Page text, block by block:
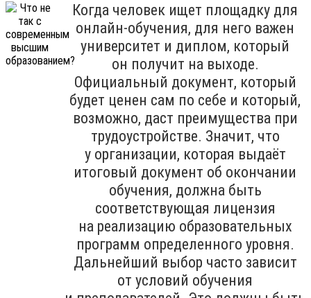
Когда человек ищет площадку для
онлайн-обучения, для него важен
университет и диплом, который
он получит на выходе.
Официальный документ, который
будет ценен сам по себе и который,
возможно, даст преимущества при
трудоустройстве. Значит, что
у организации, которая выдаёт
итоговый документ об окончании
обучения, должна быть
соответствующая лицензия
на реализацию образовательных
программ определенного уровня.
Дальнейший выбор часто зависит
от условий обучения